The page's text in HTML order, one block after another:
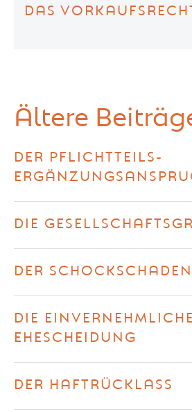
DAS
Ältere
DER PFLICHTTEILS-
DIE
DER SCHOCKSCHADEN
DIE EINVERNEHMLICHE
EHESCHEIDUNG
DER HAFTRÜCKLASS